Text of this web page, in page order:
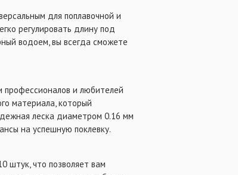
для поплавочной и
регулировать длину под
водоем, вы всегда сможете
и любителей
материала, который
леска диаметром 0.16 мм
на успешную поклевку.
штук, что позволяет вам